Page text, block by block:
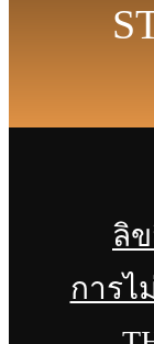
ลิ
การไ